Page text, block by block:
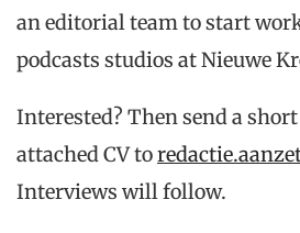
an editorial team to start
podcasts studios at Nieuwe
Interested? Then send a
attached CV to
Interviews will follow.